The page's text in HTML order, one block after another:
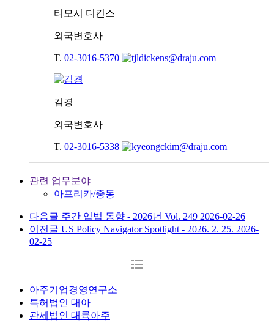
티모시 디킨스
외국변호사
T. 02-3016-5370
김경
외국변호사
T. 02-3016-5338
관련 업무분야
아프리카/중동
다음글 주간 입법 동향 - 2026년 Vol. 249 2026-02-26
이전글 US Policy Navigator Spotlight - 2026. 2. 25. 2026-
02-25
아주기업경영연구소
특허법인 대아
관세법인 대륙아주